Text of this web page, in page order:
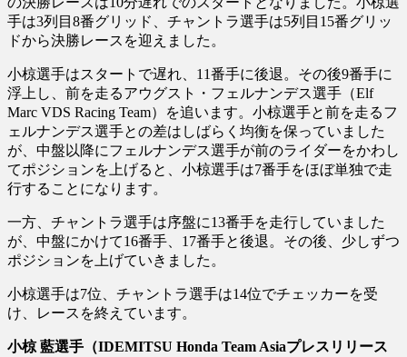
手は3列目8番グリッド、チャントラ選手は5列目15番グリッ
ドから決勝レースを迎えました。
小椋選手はスタートで遅れ、11番手に後退。その後9番手に
浮上し、前を走るアウグスト・フェルナンデス選手（Elf
Marc VDS Racing Team）を追います。小椋選手と前を走るフ
ェルナンデス選手との差はしばらく均衡を保っていました
が、中盤以降にフェルナンデス選手が前のライダーをかわし
てポジションを上げると、小椋選手は7番手をほぼ単独で走
行することになります。
一方、チャントラ選手は序盤に13番手を走行していました
が、中盤にかけて16番手、17番手と後退。その後、少しずつ
ポジションを上げていきました。
小椋選手は7位、チャントラ選手は14位でチェッカーを受
け、レースを終えています。
小椋 藍選手（IDEMITSU Honda Team Asiaプレスリリース